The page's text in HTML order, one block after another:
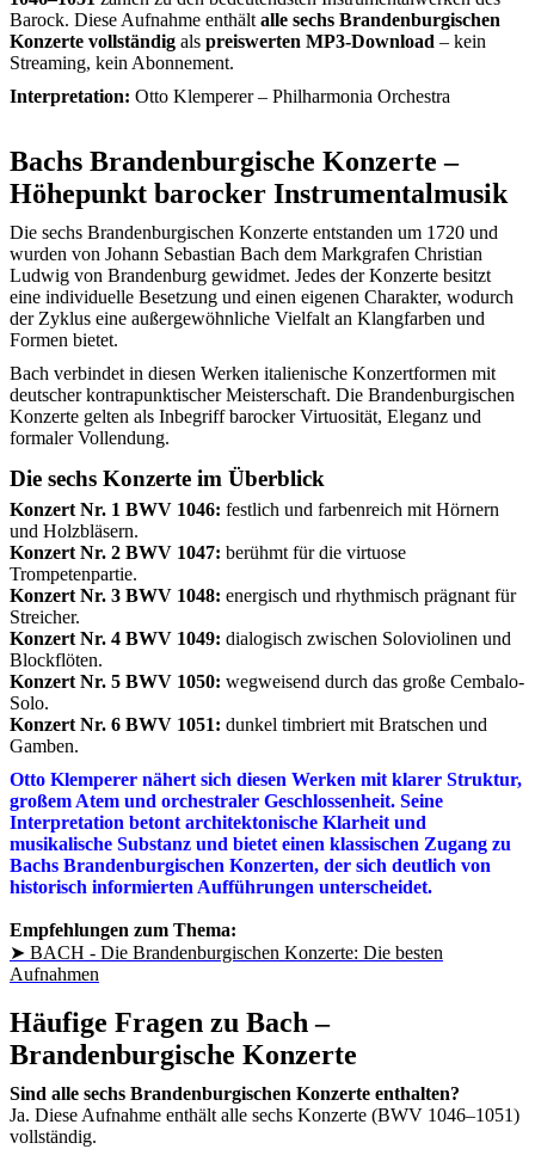
Barock. Diese Aufnahme enthält alle sechs Brandenburgischen
Konzerte vollständig als preiswerten MP3-Download – kein
Streaming, kein Abonnement.
Interpretation: Otto Klemperer – Philharmonia Orchestra
Bachs Brandenburgische Konzerte –
Höhepunkt barocker Instrumentalmusik
Die sechs Brandenburgischen Konzerte entstanden um 1720 und
wurden von Johann Sebastian Bach dem Markgrafen Christian
Ludwig von Brandenburg gewidmet. Jedes der Konzerte besitzt
eine individuelle Besetzung und einen eigenen Charakter, wodurch
der Zyklus eine außergewöhnliche Vielfalt an Klangfarben und
Formen bietet.
Bach verbindet in diesen Werken italienische Konzertformen mit
deutscher kontrapunktischer Meisterschaft. Die Brandenburgischen
Konzerte gelten als Inbegriff barocker Virtuosität, Eleganz und
formaler Vollendung.
Die sechs Konzerte im Überblick
Konzert Nr. 1 BWV 1046: festlich und farbenreich mit Hörnern
und Holzbläsern.
Konzert Nr. 2 BWV 1047: berühmt für die virtuose
Trompetenpartie.
Konzert Nr. 3 BWV 1048: energisch und rhythmisch prägnant für
Streicher.
Konzert Nr. 4 BWV 1049: dialogisch zwischen Soloviolinen und
Blockflöten.
Konzert Nr. 5 BWV 1050: wegweisend durch das große Cembalo-
Solo.
Konzert Nr. 6 BWV 1051: dunkel timbriert mit Bratschen und
Gamben.
Otto Klemperer nähert sich diesen Werken mit klarer Struktur,
großem Atem und orchestraler Geschlossenheit. Seine
Interpretation betont architektonische Klarheit und
musikalische Substanz und bietet einen klassischen Zugang zu
Bachs Brandenburgischen Konzerten, der sich deutlich von
historisch informierten Aufführungen unterscheidet.
Empfehlungen zum Thema:
➤ BACH - Die Brandenburgischen Konzerte: Die besten
Aufnahmen
Häufige Fragen zu Bach –
Brandenburgische Konzerte
Sind alle sechs Brandenburgischen Konzerte enthalten?
Ja. Diese Aufnahme enthält alle sechs Konzerte (BWV 1046–1051)
vollständig.